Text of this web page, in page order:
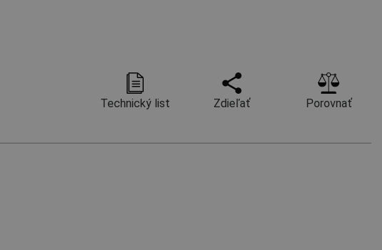
Technický list Zdieľať Porovnať